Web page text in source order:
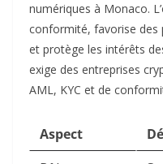
numériques à Monaco.
conformité, favorise des
et protège les intérêts
exige des entreprises
AML, KYC et de
Aspect